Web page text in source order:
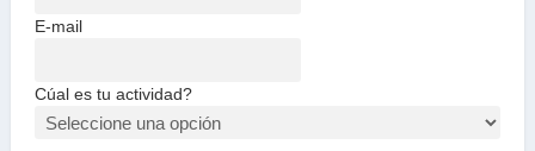
E-mail
Cúal es tu actividad?